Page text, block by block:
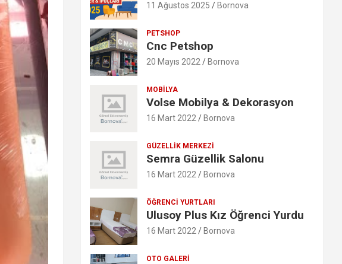
11 Ağustos 2025 Bornova
PETSHOP
Cnc Petshop
20 Mayıs 2022 Bornova
MOBILYA
Volse Mobilya & Dekorasyon
16 Mart 2022 Bornova
GÜZELLIK MERKEZI
Semra Güzellik Salonu
16 Mart 2022 Bornova
ÖĞRENCI YURTLARI
Ulusoy Plus Kız Öğrenci Yurdu
16 Mart 2022 Bornova
OTO GALERI